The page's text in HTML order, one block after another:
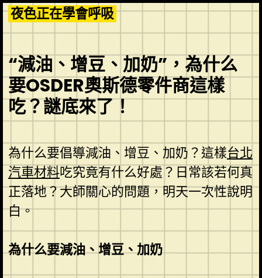
Skip
to
content
夜色正在學會呼吸
“減油、增豆、加奶”，為什么
要OSDER奧斯德零件商這樣
吃？謎底來了！
為什么要倡導減油、增豆、加奶？這樣台北
汽車材料吃究竟有什么好處？日常該若何真
正落地？大師關心的問題，明天一次性說明
白。
為什么要減油、增豆、加奶